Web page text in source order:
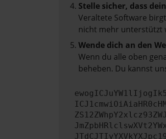
Stelle sicher, dass
Veraltete Software
nicht mehr unterstützt
Wende dich an den
Wenn du alle oben
beheben. Du kannst